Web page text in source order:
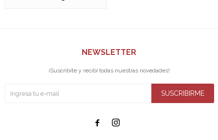
NEWSLETTER
¡Suscribite y recibí todas nuestras novedades!
SUSCRIBIRME
 